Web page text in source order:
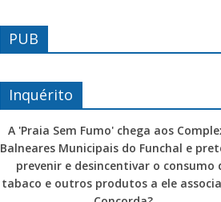
PUB
Inquérito
A 'Praia Sem Fumo' chega aos
Balneares Municipais do Funchal e
prevenir e desincentivar o consumo
tabaco e outros produtos a ele